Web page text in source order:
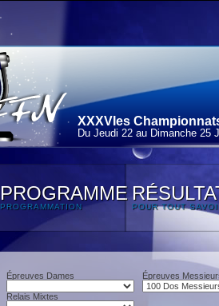
XXXVIes
Du Jeudi 22 au Dimanche 25
PROGRAMME
PROGRAMMATION POUR TOUT
Épreuves Dames Épreuves
Relais Mixtes